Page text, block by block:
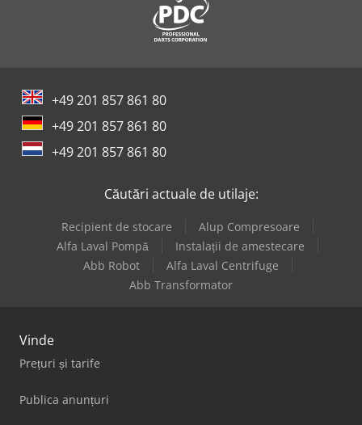
+49 201 857 861 80
+49 201 857 861 80
+49 201 857 861 80
Căutări actuale de utilaje:
Recipient de stocare
Alup Compresoare
Alfa Laval Pompă
Instalații de amestecare
Abb Robot
Alfa Laval Centrifuge
Abb Transformator
Vinde
Prețuri și tarife
Publica anunțuri